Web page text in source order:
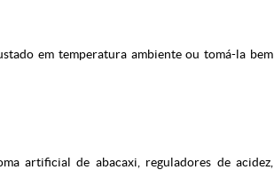
em temperatura ambiente ou tomá-la bem
artificial de abacaxi, reguladores de acidez,